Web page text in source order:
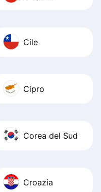
Cile
Cipro
Corea del Sud
Croazia